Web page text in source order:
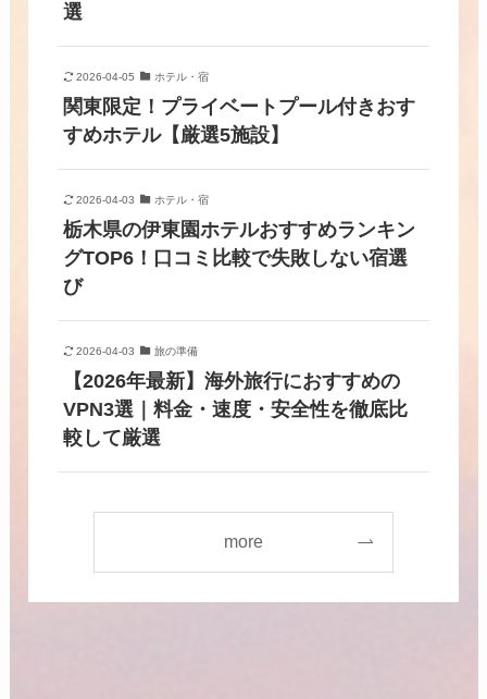
選
2026-04-05 ホテル・宿
関東限定！プライベートプール付きおす
すめホテル【厳選5施設】
2026-04-03 ホテル・宿
栃木県の伊東園ホテルおすすめランキン
グTOP6！口コミ比較で失敗しない宿選
び
2026-04-03 旅の準備
【2026年最新】海外旅行におすすめの
VPN3選｜料金・速度・安全性を徹底比
較して厳選
more